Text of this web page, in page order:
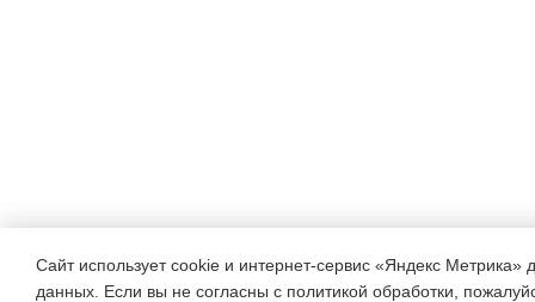
Сайт использует cookie и интернет-сервис «Яндекс Метрика»
данных. Если вы не согласны с политикой обработки,